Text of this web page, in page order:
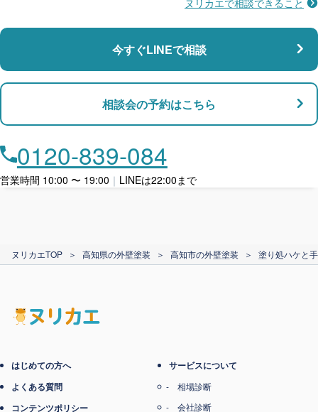
支払い対応
ローン利用
カード支払い
マンション・アパート対応
店舗・事務所対応
今すぐLINEで相談
相談会の予約はこちら
0120-839-084
営業時間 10:00 〜 19:00 ｜ LINEは22:00まで
ヌリカエTOP ＞ 高知県の外壁塗装 ＞ 高知市の外壁塗装 ＞ 塗り処ハケと
はじめての方へ
よくある質問
コンテンツポリシー
サービスについて
相場診断
会社診断